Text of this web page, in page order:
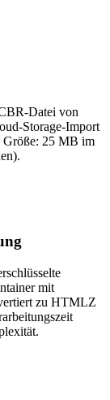
Datei von
Storage-Import
25 MB im
mit
zu HTMLZ